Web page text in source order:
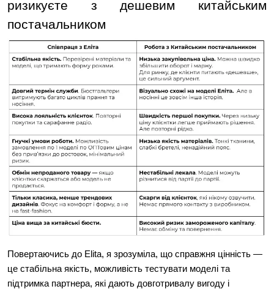
ризикуєте з дешевим китайським
постачальником
Повертаючись до Elita, я зрозуміла, що справжня цінність —
це стабільна якість, можливість тестувати моделі та
підтримка партнера, які дають довготривалу вигоду і